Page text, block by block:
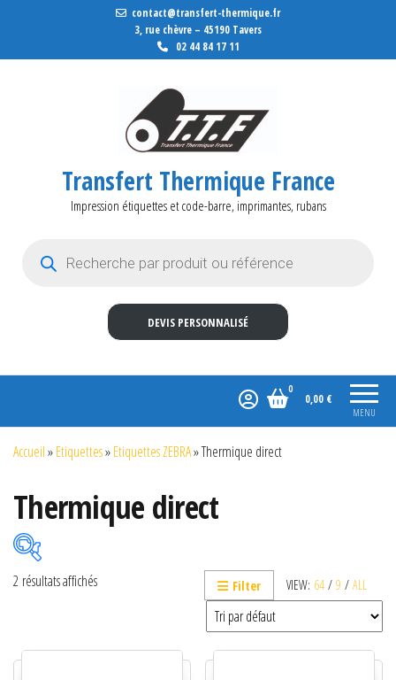
contact@transfert-thermique.fr
3, rue chèvre – 45190 Tavers
02 44 84 17 11
Transfert Thermique France
Impression étiquettes et code-barre, imprimantes, rubans
DEVIS PERSONNALISÉ
MENU
0
0,00 €
Accueil»Etiquettes»Etiquettes ZEBRA»Thermique direct
Thermique direct
VIEW: 64 / 9 / ALL
Filter
2 résultats affichés